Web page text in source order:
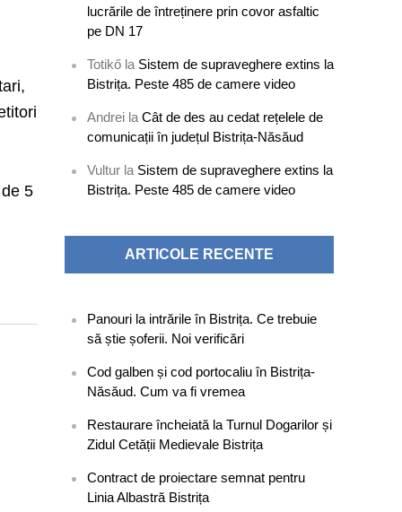
5
lucrările de întreținere prin covor asfaltic
pe DN 17
Totikő la Sistem de supraveghere extins la
Bistrița. Peste 485 de camere video
Andrei laCât de des au cedat rețelele de
comunicații în județul Bistrița-Năsăud
Vultur la Sistem de supraveghere extins la
Bistrița. Peste 485 de camere video
ARTICOLE RECENTE
Panouri la intrările în Bistrița. Ce trebuie
să știe șoferii. Noi verificări
Cod galben și cod portocaliu în Bistrița-
Năsăud. Cum va fi vremea
Restaurare încheiată la Turnul Dogarilor și
Zidul Cetății Medievale Bistrița
Contract de proiectare semnat pentru
Linia Albastră Bistrița